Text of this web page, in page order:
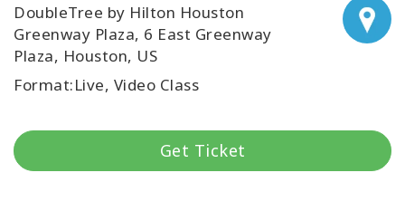
Access
Bars
DoubleTree by Hilton Houston
Greenway Plaza, 6 East Greenway
Plaza, Houston, US
Format:Live, Video Class
Get Ticket